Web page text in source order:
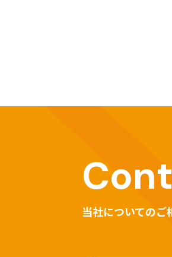
当社についてのご